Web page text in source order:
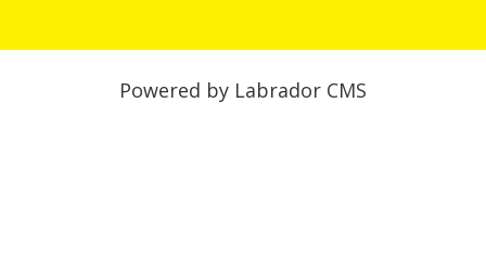
Powered by Labrador CMS